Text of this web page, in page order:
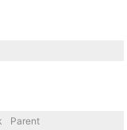
Parent